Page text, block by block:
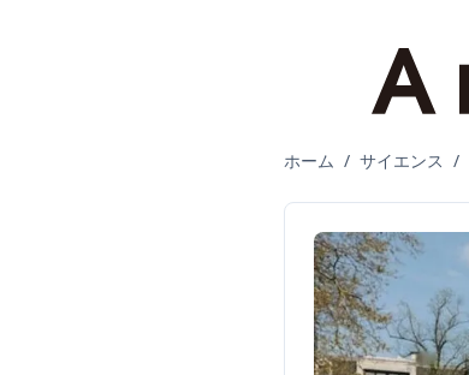
ホーム / サイエンス /